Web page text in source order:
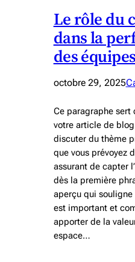
Le rôle du
dans la
des équipes
octobre 29, 2025
Ce paragraphe sert
votre article de
discuter du thème
que vous prévoyez
assurant de capter
dès la première
aperçu qui
est important et
apporter de la
espace…